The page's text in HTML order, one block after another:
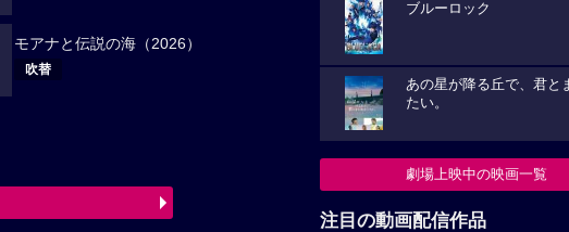
モアナと伝説の海（2026）
吹替
ブルーロック
あの星が降る丘で、君と
たい。
劇場上映中の映画一覧
注目の動画配信作品